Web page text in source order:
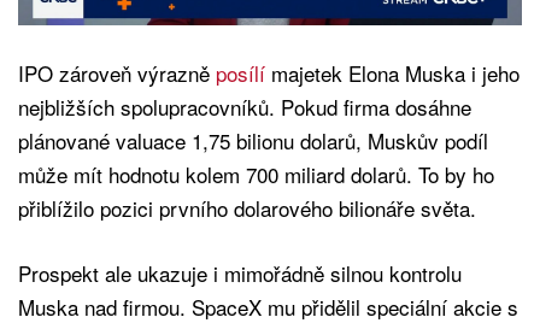
IPO zároveň výrazně posílí majetek Elona Muska i jeho
nejbližších spolupracovníků. Pokud firma dosáhne
plánované valuace 1,75 bilionu dolarů, Muskův podíl
může mít hodnotu kolem 700 miliard dolarů. To by ho
přiblížilo pozici prvního dolarového bilionáře světa.
Prospekt ale ukazuje i mimořádně silnou kontrolu
Muska nad firmou. SpaceX mu přidělil speciální akcie s